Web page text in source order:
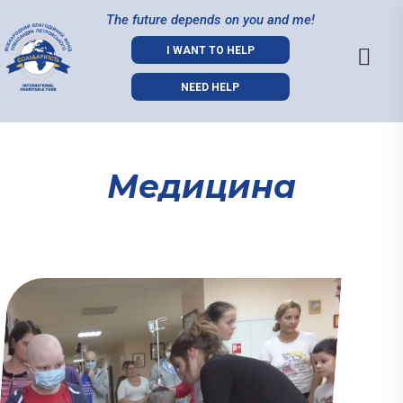
The future depends on you and me!
I WANT TO HELP
NEED HELP
Медицина